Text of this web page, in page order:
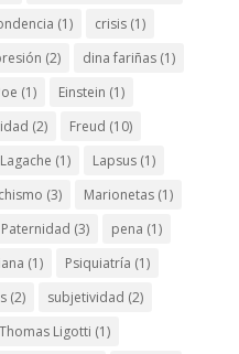
(1) crisis(1)
(2) dina fariñas(1)
(1) Einstein (1)
(2) Freud (10)
Lagache (1) Lapsus(1)
(3) Marionetas(1)
Paternidad (3) pena (1)
(1) Psiquiatría (1)
(2) subjetividad (2)
Thomas Ligotti (1)